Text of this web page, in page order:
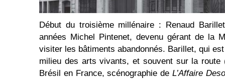
Début du troisième millénaire : Renaud
années Michel Pintenet, devenu gérant de la
visiter les bâtiments abandonnés. Barillet, qui
milieu des arts vivants, et souvent sur la route
Brésil en France, scénographie de L’Affaire